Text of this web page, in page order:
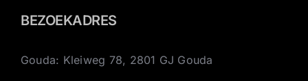
BEZOEKADRES
Gouda: Kleiweg 78, 2801 GJ Gouda